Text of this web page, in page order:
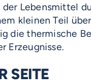
Lebensmittel
kleinen Teil
die thermische
Erzeugnisse.
SEITE